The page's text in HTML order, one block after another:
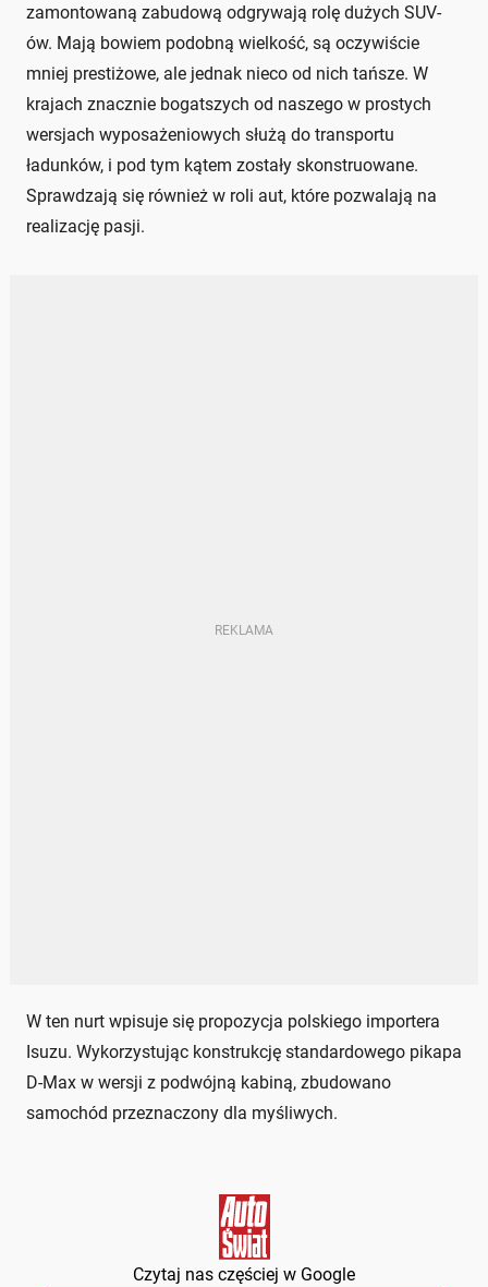
zamontowaną zabudową odgrywają rolę dużych SUV-
ów. Mają bowiem podobną wielkość, są oczywiście
mniej prestiżowe, ale jednak nieco od nich tańsze. W
krajach znacznie bogatszych od naszego w prostych
wersjach wyposażeniowych służą do transportu
ładunków, i pod tym kątem zostały skonstruowane.
Sprawdzają się również w roli aut, które pozwalają na
realizację pasji.
W ten nurt wpisuje się propozycja polskiego importera
Isuzu. Wykorzystując konstrukcję standardowego pikapa
D-Max w wersji z podwójną kabiną, zbudowano
samochód przeznaczony dla myśliwych.
Czytaj nas częściej w Google